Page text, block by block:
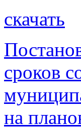
скачать
сроков
на